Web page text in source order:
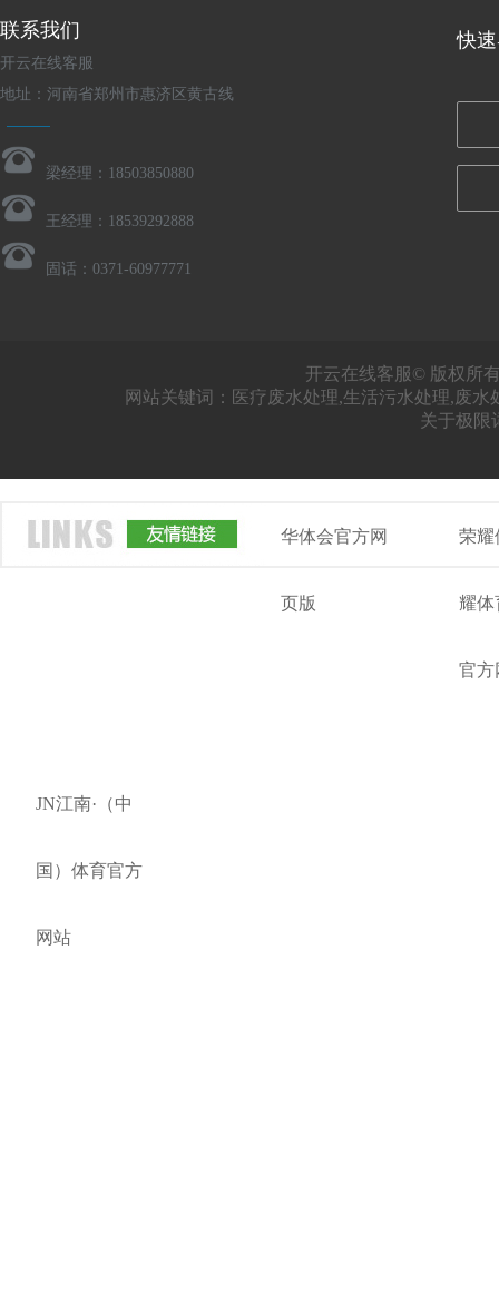
联系我们
开云在线客服
地址：河南省郑州市惠济区黄古线
梁经理：18503850880
王经理：18539292888
固话：0371-60977771
快
开云在线客服© 版权所
网站关键词：医疗废水处理,生活污水处理,废
关于极限
华体会官方网
页版
荣耀
耀体
官方
JN江南·（中
国）体育官方
网站